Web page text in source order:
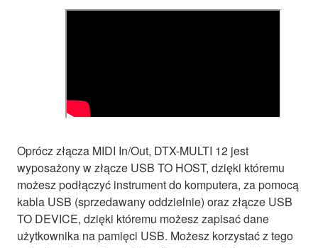
Oprócz złącza MIDI In/Out, DTX-MULTI 12 jest
wyposażony w złącze USB TO HOST, dzięki któremu
możesz podłączyć instrument do komputera, za pomocą
kabla USB (sprzedawany oddzielnie) oraz złącze USB
TO DEVICE, dzięki któremu możesz zapisać dane
użytkownika na pamięci USB. Możesz korzystać z tego